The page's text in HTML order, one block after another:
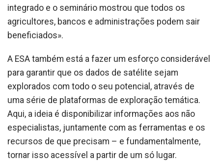
integrado e o seminário mostrou que todos os
agricultores, bancos e administrações podem sair
beneficiados».
A ESA também está a fazer um esforço considerável
para garantir que os dados de satélite sejam
explorados com todo o seu potencial, através de
uma série de plataformas de exploração temática.
Aqui, a ideia é disponibilizar informações aos não
especialistas, juntamente com as ferramentas e os
recursos de que precisam – e fundamentalmente,
tornar isso acessível a partir de um só lugar.